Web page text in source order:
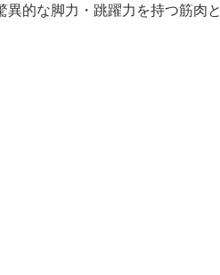
異的な脚力・跳躍力を持つ筋肉と